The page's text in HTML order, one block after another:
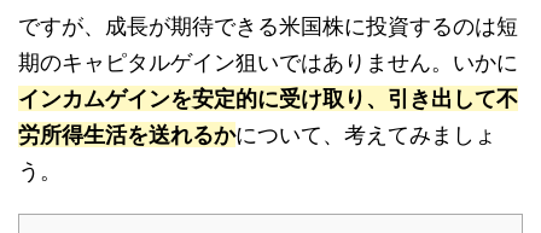
ですが、成長が期待できる米国株に投資するのは短
期のキャピタルゲイン狙いではありません。いかに
インカムゲインを安定的に受け取り、引き出して不
労所得生活を送れるかについて、考えてみましょ
う。